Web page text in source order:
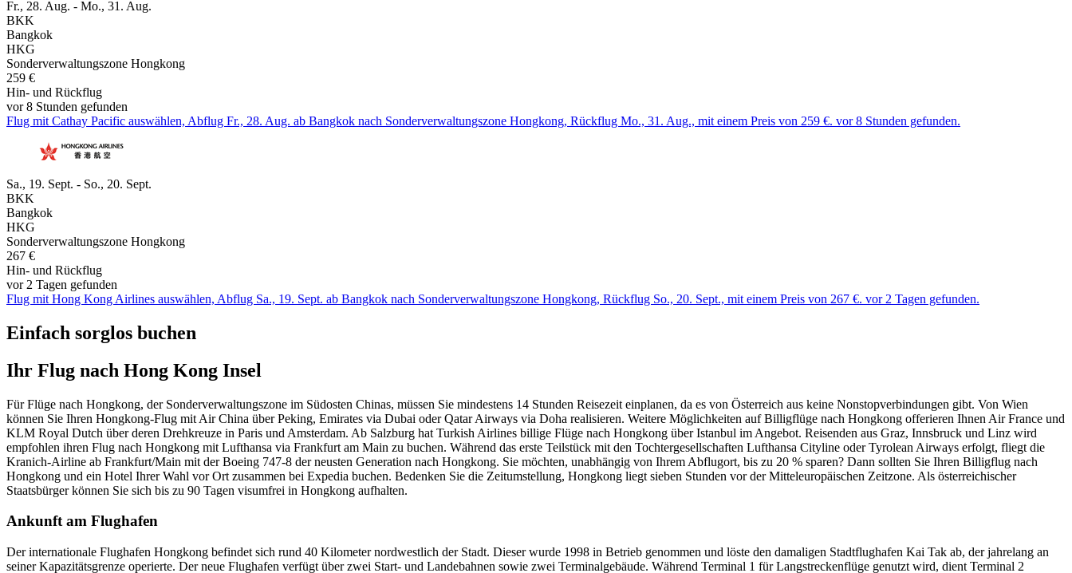
Fr., 28. Aug. - Mo., 31. Aug.
BKK
Bangkok
HKG
Sonderverwaltungszone Hongkong
259 €
Hin- und Rückflug
vor 8 Stunden gefunden
Flug mit Cathay Pacific auswählen, Abflug Fr., 28. Aug. ab Bangkok nach Sonderverwaltungszone Hongkong, Rückflug Mo., 31. Aug., mit einem Preis von 259 €. vor 8 Stunden gefunden.
Sa., 19. Sept. - So., 20. Sept.
BKK
Bangkok
HKG
Sonderverwaltungszone Hongkong
267 €
Hin- und Rückflug
vor 2 Tagen gefunden
Flug mit Hong Kong Airlines auswählen, Abflug Sa., 19. Sept. ab Bangkok nach Sonderverwaltungszone Hongkong, Rückflug So., 20. Sept., mit einem Preis von 267 €. vor 2 Tagen gefunden.
Einfach sorglos buchen
Ihr Flug nach Hong Kong Insel
Für Flüge nach Hongkong, der Sonderverwaltungszone im Südosten Chinas, müssen Sie mindestens 14 Stunden Reisezeit einplanen, da es von Österreich aus keine Nonstopverbindungen gibt. Von Wien
können Sie Ihren Hongkong-Flug mit Air China über Peking, Emirates via Dubai oder Qatar Airways via Doha realisieren. Weitere Möglichkeiten auf Billigflüge nach Hongkong offerieren Ihnen Air France und
KLM Royal Dutch über deren Drehkreuze in Paris und Amsterdam. Ab Salzburg hat Turkish Airlines billige Flüge nach Hongkong über Istanbul im Angebot. Reisenden aus Graz, Innsbruck und Linz wird
empfohlen ihren Flug nach Hongkong mit Lufthansa via Frankfurt am Main zu buchen. Während das erste Teilstück mit den Tochtergesellschaften Lufthansa Cityline oder Tyrolean Airways erfolgt, fliegt die
Kranich-Airline ab Frankfurt/Main mit der Boeing 747-8 der neusten Generation nach Hongkong. Sie möchten, unabhängig von Ihrem Abflugort, bis zu 20 % sparen? Dann sollten Sie Ihren Billigflug nach
Hongkong und ein Hotel Ihrer Wahl vor Ort zusammen bei Expedia buchen. Bedenken Sie die Zeitumstellung, Hongkong liegt sieben Stunden vor der Mitteleuropäischen Zeitzone. Als österreichischer
Staatsbürger können Sie sich bis zu 90 Tagen visumfrei in Hongkong aufhalten.
Ankunft am Flughafen
Der internationale Flughafen Hongkong befindet sich rund 40 Kilometer nordwestlich der Stadt. Dieser wurde 1998 in Betrieb genommen und löste den damaligen Stadtflughafen Kai Tak ab, der jahrelang an
seiner Kapazitätsgrenze operierte. Der neue Flughafen verfügt über zwei Start- und Landebahnen sowie zwei Terminalgebäude. Während Terminal 1 für Langstreckenflüge genutzt wird, dient Terminal 2